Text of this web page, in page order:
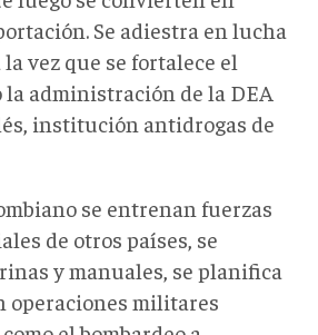
Se adiestra en lucha
vez que se fortalece el
administración de la DEA
institución antidrogas de
se entrenan fuerzas
de otros países, se
y manuales, se planifica
operaciones militares